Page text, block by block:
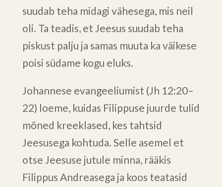
suudab teha midagi vähesega, mis neil
oli. Ta teadis, et Jeesus suudab teha
piskust palju ja samas muuta ka väikese
poisi südame kogu eluks.
Johannese evangeeliumist (Jh 12:20–
22) loeme, kuidas Filippuse juurde tulid
mõned kreeklased, kes tahtsid
Jeesusega kohtuda. Selle asemel et
otse Jeesuse jutule minna, rääkis
Filippus Andreasega ja koos teatasid